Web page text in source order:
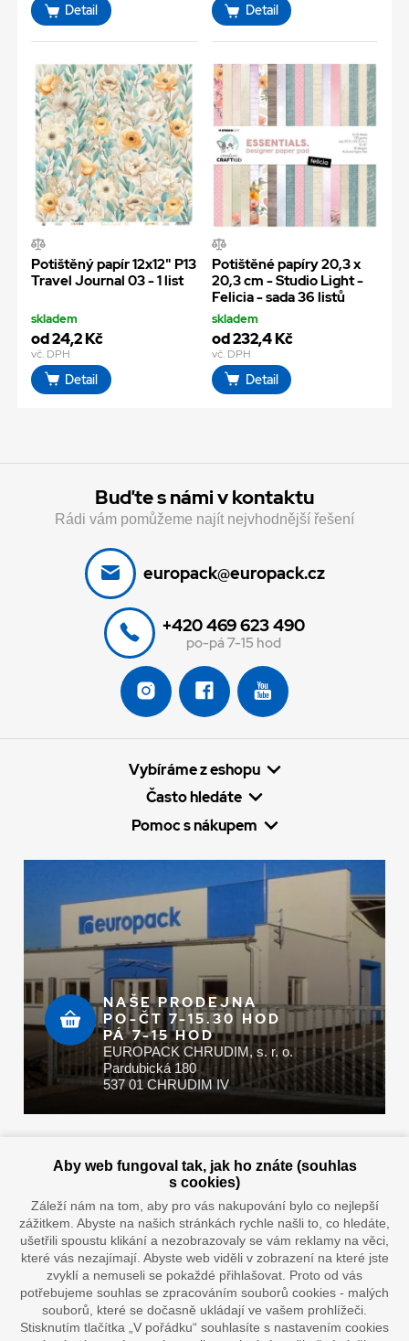
Detail Detail
Potištěný papír 12x12" P13
Travel Journal 03 - 1 list
skladem
od 24,2 Kč
vč. DPH
Detail
Potištěné papíry 20,3 x
20,3 cm - Studio Light -
Felicia - sada 36 listů
skladem
od 232,4 Kč
vč. DPH
Detail
Buďte s námi v kontaktu
Rádi vám pomůžeme najít nejvhodnější řešení
europack@europack.cz
+420 469 623 490
po-pá 7-15 hod
Vybíráme z eshopu
Často hledáte
Pomoc s nákupem
NAŠE PRODEJNA
PO-ČT 7-15.30 HOD
PÁ 7-15 HOD
EUROPACK CHRUDIM, s. r. o.
Pardubická 180
537 01 CHRUDIM IV
Doprava vaším oblíbeným dopravcem
Aby web fungoval tak, jak ho znáte (souhlas
s cookies)
Záleží nám na tom, aby pro vás nakupování bylo co nejlepší
zážitkem. Abyste na našich stránkách rychle našli to, co hledáte,
ušetřili spoustu klikání a nezobrazovaly se vám reklamy na věci,
které vás nezajímají. Abyste web viděli v zobrazení na které jste
zvyklí a nemuseli se pokaždé přihlašovat. Proto od vás
potřebujeme souhlas se zpracováním souborů cookies - malých
souborů, které se dočasně ukládají ve vašem prohlížeči.
Stisknutím tlačítka „V pořádku“ souhlasíte s nastavením cookies